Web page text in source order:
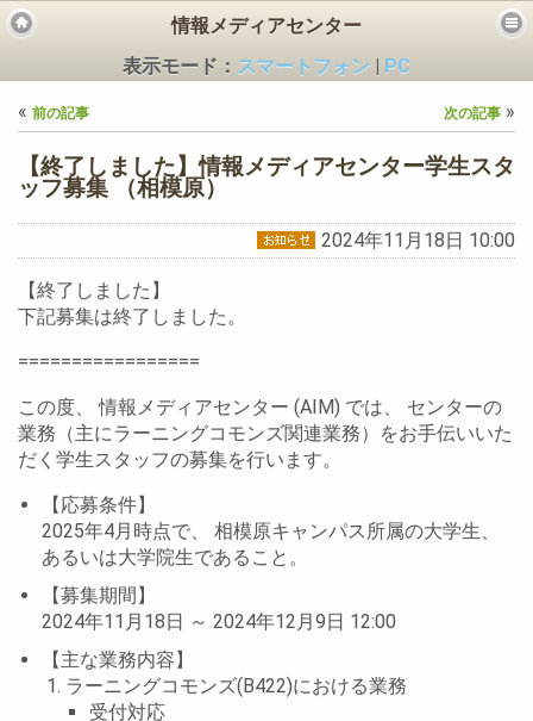
情報メディアセンター
表示モード： スマートフォン
PC
« 前の記事 次の記事 »
【終了しました】情報メディアセンター学生スタ
ッフ募集 （相模原）
2024年11月18日 10:00
【終了しました】
下記募集は終了しました。
=================
この度、 情報メディアセンター (AIM) では、 センターの
業務（主にラーニングコモンズ関連業務）をお手伝いいた
だく学生スタッフの募集を行います。
【応募条件】
2025年4月時点で、 相模原キャンパス所属の大学生、
あるいは大学院生であること。
【募集期間】
2024年11月18日 ～ 2024年12月9日 12:00
【主な業務内容】
ラーニングコモンズ(B422)における業務
受付対応